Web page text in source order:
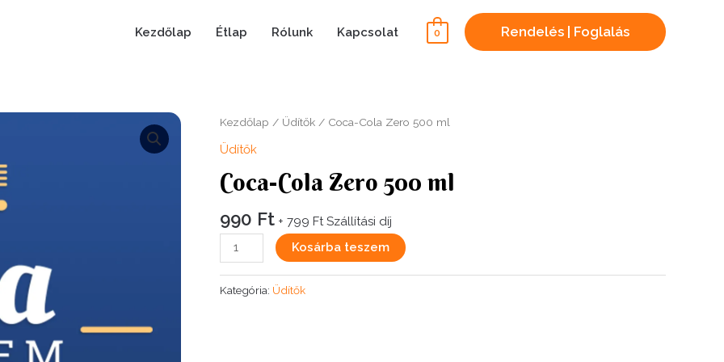
Kezdőlap Étlap Rólunk Kapcsolat 0 Rendelés | Foglalás
Kezdőlap / Üdítők / Coca-Cola Zero 500 ml
Üdítők
Coca-Cola Zero 500 ml
990 Ft + 799 Ft Szállítási díj
Coca-
Cola
Kosárba teszem
Kategória: Üdítők